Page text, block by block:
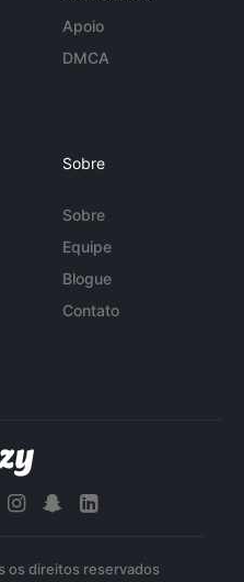
Apoio
DMCA
Sobre
Sobre
Equipe
Blogue
Contato
os direitos reservados